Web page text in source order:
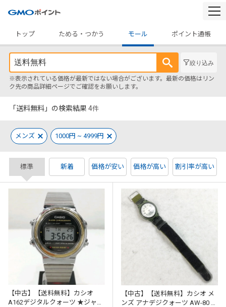
トップ
ためる・つかう モール ポイント通帳
絞り込み
※表示されている価格が最新ではない場合がございます。最新の価格はリン
ク先の商品詳細ページでご確認をお願いします。
「送料無料」の検索結果 4件
メンズ 1000円 ~ 4999円
標準 新着 価格が安い 価格が高い 割引率が高い
【中古】【送料無料】カシオ
A162デジタルクォーツ ★ジャン
【中古】【送料無料】カシオ メ
ンズ アナデジクォーツ AW-80 ミ